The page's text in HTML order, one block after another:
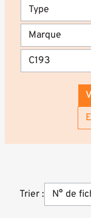
Trier :